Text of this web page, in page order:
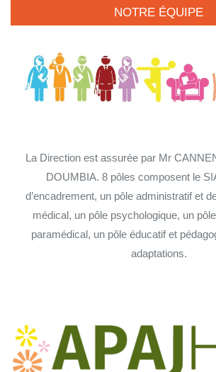
NOTRE ÉQUIPE
La Direction est assurée par Mr
DOUMBIA. 8 pôles composent le
d’encadrement, un pôle administratif et
médical, un pôle psychologique, un
paramédical, un pôle éducatif et
adaptations.